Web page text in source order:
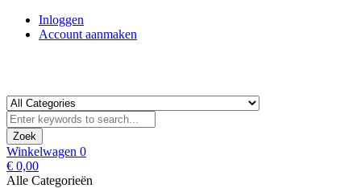
Inloggen
Account aanmaken
Zoek
Winkelwagen 0
€ 0,00
Alle Categorieën